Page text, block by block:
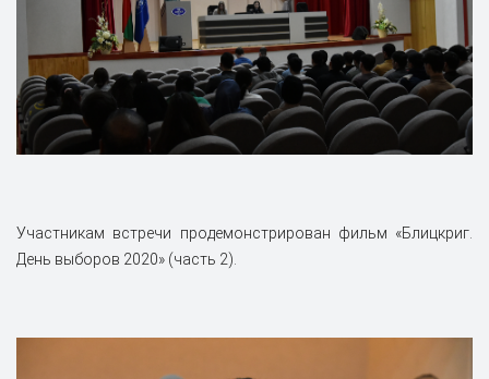
Участникам встречи продемонстрирован фильм «Блицкриг.
День выборов 2020» (часть 2).